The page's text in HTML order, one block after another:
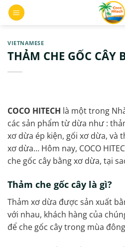
Skip
VIETNAMESE
THẢM CHE GỐC CÂY
COCO HITECH là một trong
các sản phẩm từ dừa như :
xơ dừa ép kiện, gối xơ dừa, và
xơ dừa… Hôm nay, COCO
che gốc cây bằng xơ dừa, tại
Thảm che gốc cây là gì?
Thảm xơ dừa được sản xuất
với nhau, khách hàng của
để che gốc cây trong mùa